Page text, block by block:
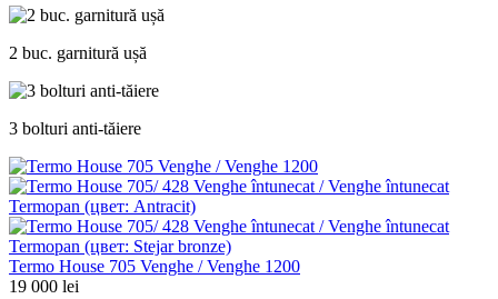
2 buc. garnitură ușă
3 bolturi anti-tăiere
Termo House 705 Venghe / Venghe 1200
19 000 lei